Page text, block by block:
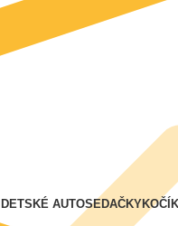
DETSKÉ AUTOSEDAČKY